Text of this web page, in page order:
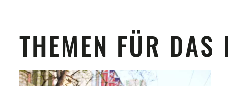
THEMEN FÜR